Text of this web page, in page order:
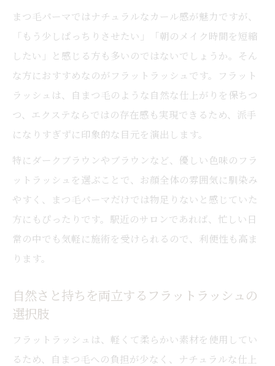
まつ毛パーマではナチュラルなカール感が魅力ですが、
「もう少しぱっちりさせたい」「朝のメイク時間を短縮
したい」と感じる方も多いのではないでしょうか。そん
な方におすすめなのがフラットラッシュです。フラット
ラッシュは、自まつ毛のような自然な仕上がりを保ちつ
つ、エクステならではの存在感も実現できるため、派手
になりすぎずに印象的な目元を演出します。
特にダークブラウンやブラウンなど、優しい色味のフラ
ットラッシュを選ぶことで、お顔全体の雰囲気に馴染み
やすく、まつ毛パーマだけでは物足りないと感じていた
方にもぴったりです。駅近のサロンであれば、忙しい日
常の中でも気軽に施術を受けられるので、利便性も高ま
ります。
自然さと持ちを両立するフラットラッシュの
選択肢
フラットラッシュは、軽くて柔らかい素材を使用してい
るため、自まつ毛への負担が少なく、ナチュラルな仕上